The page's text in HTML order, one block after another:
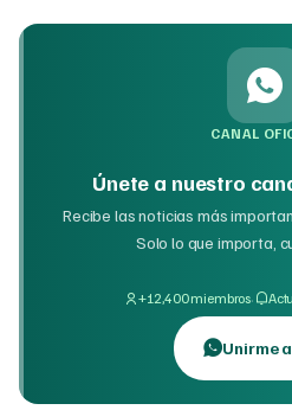
CANAL
Únete a nuestro
Recibe las noticias más
Solo lo que importa,
+12,400 miembros·
Unirme